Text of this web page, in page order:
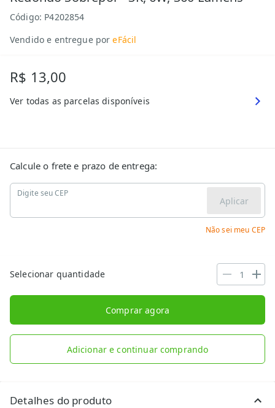
Código: P4202854
Vendido e entregue por eFácil
R$ 13,00
Ver todas as parcelas disponíveis
Calcule o frete e prazo de entrega:
Digite seu CEP
Aplicar
Não sei meu CEP
Selecionar quantidade
Comprar agora
Adicionar e continuar comprando
Detalhes do produto